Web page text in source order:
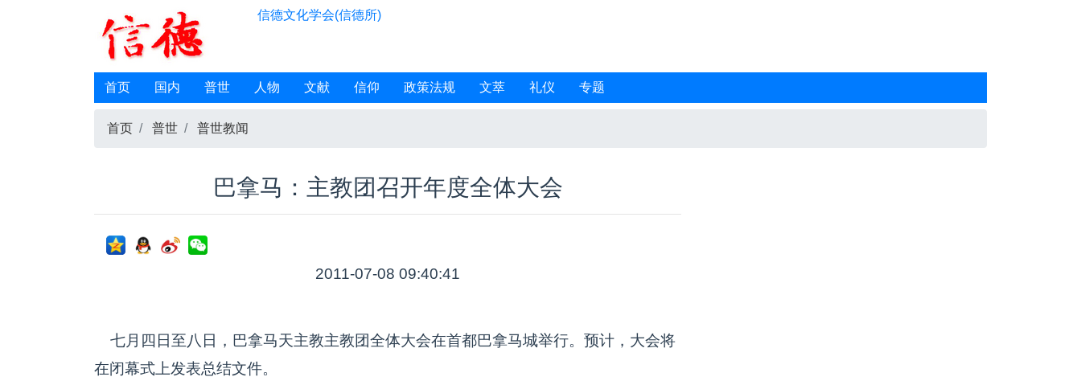
信德文化学会(信德所)
首页 国内 普世 人物 文献 信仰 政策法规 文萃 礼仪 专题
首页 普世 普世教闻
巴拿马：主教团召开年度全体大会
2011-07-08 09:40:41
七月四日至八日，巴拿马天主教主教团全体大会在首都巴拿马城举行。预计，大会将
在闭幕式上发表总结文件。